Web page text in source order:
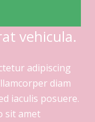
vehicula.
adipiscing
diam
iaculis posuere.
sit amet